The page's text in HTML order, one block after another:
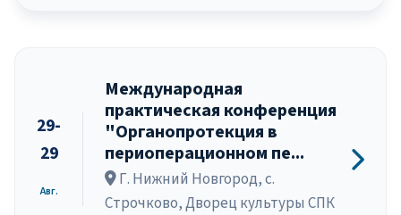
29-
29
Авг.
Международная
практическая конференция
"Органопротекция в
периоперационном пе...
Г. Нижний Новгород, с.
Строчково, Дворец культуры СПК